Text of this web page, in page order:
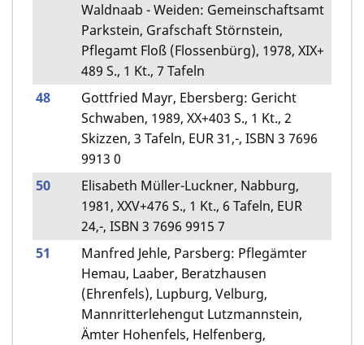
Waldnaab - Weiden: Gemeinschaftsamt
Parkstein, Grafschaft Störnstein,
Pflegamt Floß (Flossenbürg), 1978, XIX+
489 S., 1 Kt., 7 Tafeln
48
Gottfried Mayr, Ebersberg: Gericht
Schwaben, 1989, XX+403 S., 1 Kt., 2
Skizzen, 3 Tafeln, EUR 31,-, ISBN 3 7696
9913 0
50
Elisabeth Müller-Luckner, Nabburg,
1981, XXV+476 S., 1 Kt., 6 Tafeln, EUR
24,-, ISBN 3 7696 9915 7
51
Manfred Jehle, Parsberg: Pflegämter
Hemau, Laaber, Beratzhausen
(Ehrenfels), Lupburg, Velburg,
Mannritterlehengut Lutzmannstein,
Ämter Hohenfels, Helfenberg,